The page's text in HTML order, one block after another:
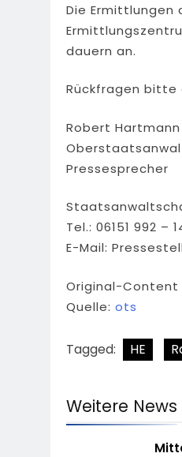
Die
dauern an.
Rückfragen bitte
Robert Hartmann
Pressesprecher
Tel.: 06151 992 –
E-Mail:
Original-Content
Quelle: ots
Tagged: HE
Weitere News